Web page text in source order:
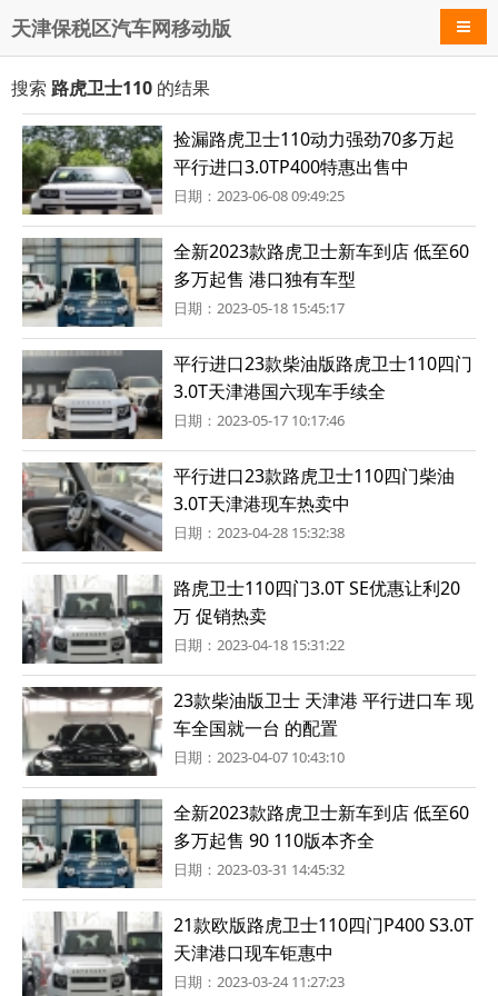
天津保税区汽车网移动版 导航
搜索 路虎卫士110 的结果
捡漏路虎卫士110动力强劲70多万起
平行进口3.0TP400特惠出售中
日期：2023-06-08 09:49:25
全新2023款路虎卫士新车到店 低至60
多万起售 港口独有车型
日期：2023-05-18 15:45:17
平行进口23款柴油版路虎卫士110四门
3.0T天津港国六现车手续全
日期：2023-05-17 10:17:46
平行进口23款路虎卫士110四门柴油
3.0T天津港现车热卖中
日期：2023-04-28 15:32:38
路虎卫士110四门3.0T SE优惠让利20
万 促销热卖
日期：2023-04-18 15:31:22
23款柴油版卫士 天津港 平行进口车 现
车全国就一台 的配置
日期：2023-04-07 10:43:10
全新2023款路虎卫士新车到店 低至60
多万起售 90 110版本齐全
日期：2023-03-31 14:45:32
21款欧版路虎卫士110四门P400 S3.0T
天津港口现车钜惠中
日期：2023-03-24 11:27:23